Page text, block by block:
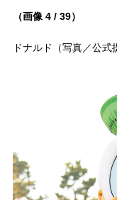
（画像 4 / 39）
ドナルド（写真／公式